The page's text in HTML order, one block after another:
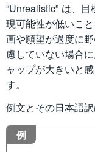
“Unrealistic” は、
現可能性が低いこ
画や願望が過度に
慮していない場合
ャップが大きいと
す。
例文とその日本語
例